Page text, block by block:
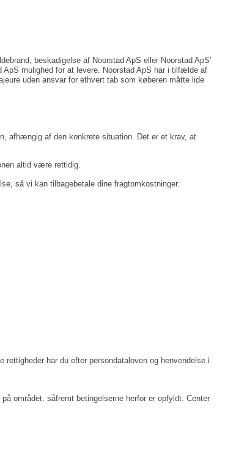
beskadigelse af Noorstad ApS eller Noorstad ApS’
ApS mulighed for at levere. Noorstad ApS har i tilfælde af
uden ansvar for ethvert tab som køberen måtte lide
afhængig af den konkrete situation. Det er et krav, at
altid være rettidig.
så vi kan tilbagebetale dine fragtomkostninger.
har du efter persondataloven og henvendelse i
området, såfremt betingelserne herfor er opfyldt. Center